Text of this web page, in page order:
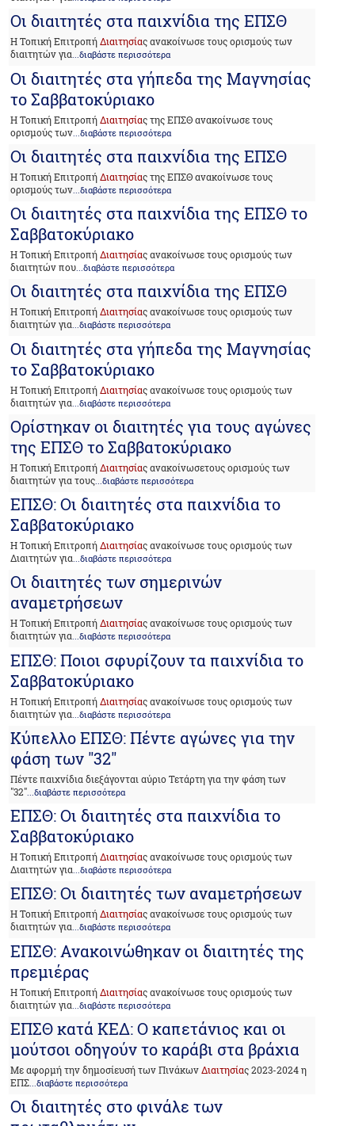
Οι διαιτητές στα παιχνίδια της ΕΠΣΘ
Η Τοπική ΕπιτροπήΔιαιτησίας ανακοίνωσε τους ορισμούς των
διαιτητών για...διαβάστε περισσότερα
Οι διαιτητές στα γήπεδα της Μαγνησίας
το Σαββατοκύριακο
Η Τοπική ΕπιτροπήΔιαιτησίας της ΕΠΣΘ ανακοίνωσε τους
ορισμούς των ...διαβάστε περισσότερα
Οι διαιτητές στα παιχνίδια της ΕΠΣΘ
Η Τοπική ΕπιτροπήΔιαιτησίας της ΕΠΣΘ ανακοίνωσε τους
ορισμούς των...διαβάστε περισσότερα
Οι διαιτητές στα παιχνίδια της ΕΠΣΘ το
Σαββατοκύριακο
Η Τοπική ΕπιτροπήΔιαιτησίας ανακοίνωσε τους ορισμούς των
διαιτητών που...διαβάστε περισσότερα
Οι διαιτητές στα παιχνίδια της ΕΠΣΘ
Η Τοπική ΕπιτροπήΔιαιτησίας ανακοίνωσε τους ορισμούς των
διαιτητών για...διαβάστε περισσότερα
Οι διαιτητές στα γήπεδα της Μαγνησίας
το Σαββατοκύριακο
Η Τοπική ΕπιτροπήΔιαιτησίας ανακοίνωσε τους ορισμούς των
διαιτητών για ...διαβάστε περισσότερα
Ορίστηκαν οι διαιτητές για τους αγώνες
της ΕΠΣΘ το Σαββατοκύριακο
Η Τοπική ΕπιτροπήΔιαιτησίας ανακοίνωσετους ορισμούς των
διαιτητών για τους...διαβάστε περισσότερα
ΕΠΣΘ: Οι διαιτητές στα παιχνίδια το
Σαββατοκύριακο
Η Τοπική ΕπιτροπήΔιαιτησίας ανακοίνωσε τους ορισμούς των
Διαιτητών για...διαβάστε περισσότερα
Οι διαιτητές των σημερινών
αναμετρήσεων
Η Τοπική ΕπιτροπήΔιαιτησίας ανακοίνωσε τους ορισμούς των
διαιτητών για...διαβάστε περισσότερα
ΕΠΣΘ: Ποιοι σφυρίζουν τα παιχνίδια το
Σαββατοκύριακο
Η Τοπική ΕπιτροπήΔιαιτησίας ανακοίνωσε τους ορισμούς των
διαιτητών για ...διαβάστε περισσότερα
Κύπελλο ΕΠΣΘ: Πέντε αγώνες για την
φάση των "32"
Πέντε παιχνίδια διεξάγονται αύριο Τετάρτη για την φάση των
"32"...διαβάστε περισσότερα
ΕΠΣΘ: Οι διαιτητές στα παιχνίδια το
Σαββατοκύριακο
Η Τοπική ΕπιτροπήΔιαιτησίας ανακοίνωσε τους ορισμούς των
Διαιτητών για...διαβάστε περισσότερα
ΕΠΣΘ: Οι διαιτητές των αναμετρήσεων
Η Τοπική ΕπιτροπήΔιαιτησίας ανακοίνωσε τους ορισμούς των
διαιτητών για...διαβάστε περισσότερα
ΕΠΣΘ: Ανακοινώθηκαν οι διαιτητές της
πρεμιέρας
Η Τοπική ΕπιτροπήΔιαιτησίας ανακοίνωσε τους ορισμούς των
διαιτητών για ...διαβάστε περισσότερα
ΕΠΣΘ κατά ΚΕΔ: Ο καπετάνιος και οι
μούτσοι οδηγούν το καράβι στα βράχια
Με αφορμή την δημοσίευσή των ΠινάκωνΔιαιτησίας 2023-2024 η
ΕΠΣ...διαβάστε περισσότερα
Οι διαιτητές στο φινάλε των